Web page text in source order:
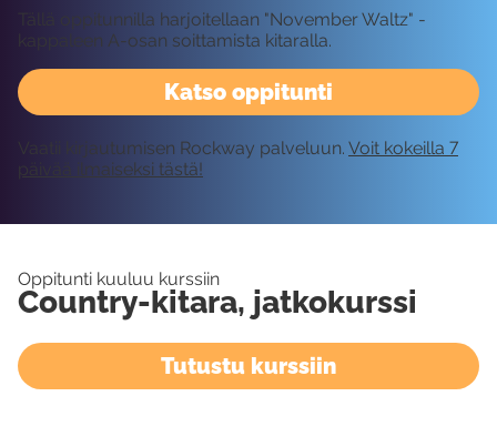
Katso oppitunti
Tällä oppitunnilla harjoitellaan "November Waltz" -
kappaleen A-osan soittamista kitaralla.
Vaatii kirjautumisen Rockway palveluun. Voit kokeilla 7
päivää ilmaiseksi tästä!
Oppitunti kuuluu kurssiin
Country-kitara, jatkokurssi
Tutustu kurssiin